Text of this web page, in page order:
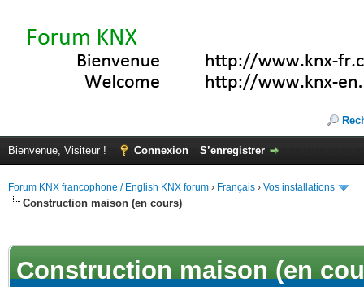
Bienvenue, Visiteur ! Connexion S’enregistrer
Forum KNX francophone / English KNX forum › Français › Vos installations
Construction maison (en cours)
Construction maison (en